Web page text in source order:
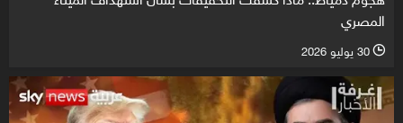
المصري
l 30 يوليو 2026